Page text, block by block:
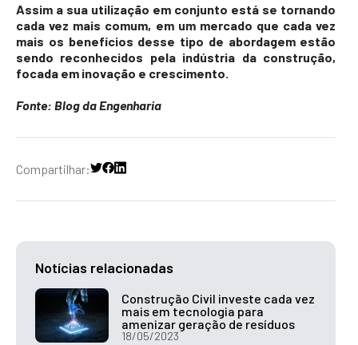
Assim a sua utilização em conjunto está se tornando
cada vez mais comum, em um mercado que cada vez
mais os benefícios desse tipo de abordagem estão
sendo reconhecidos pela indústria da construção,
focada em inovação e crescimento.
Fonte: Blog da Engenharia
Compartilhar:
Notícias relacionadas
Construção Civil investe cada vez
mais em tecnologia para
amenizar geração de resíduos
18/05/2023